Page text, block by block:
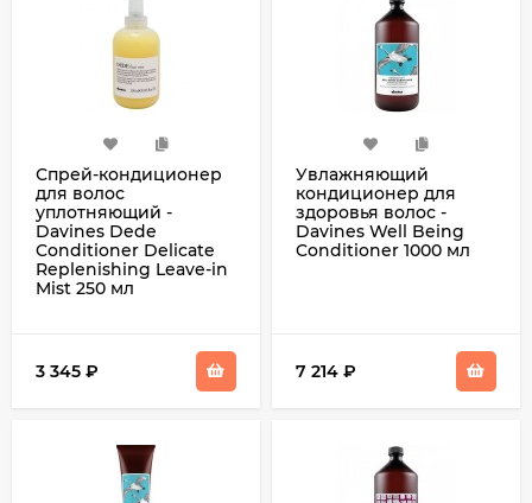
Спрей-кондиционер
для волос
уплотняющий -
Davines Dede
Conditioner Delicate
Replenishing Leave-in
Mist 250 мл
3 345 ₽
Увлажняющий
кондиционер для
здоровья волос -
Davines Well Being
Conditioner 1000 мл
7 214 ₽